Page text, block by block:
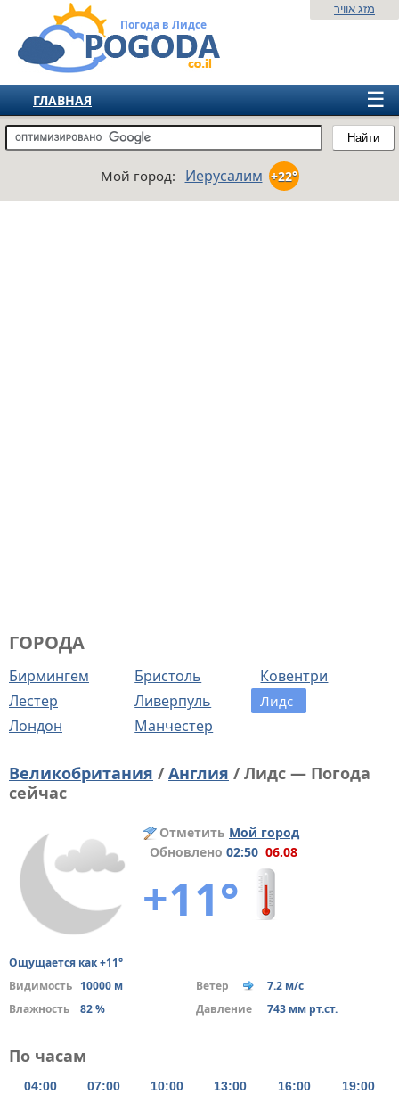
Погода в Лидсе
Найти
מזג אוויר
☰
ГЛАВНАЯ
ИЗРАИЛЬ
ЕВРОПА
Мой город: Иерусалим +22°
ГОРОДА
Бирмингем Бристоль
Ковентри
Лестер
Ливерпуль Лидс
Лондон Манчестер
Великобритания /Англия / Лидс — Погода
сейчас
Отметить Мой город
Обновлено 02:50 06.08
+11°
Ощущается как +11°
Видимость 10000 м Ветер
7.2 м/с
Влажность
82 % Давление 743 мм рт.ст.
По часам
04:00 07:00 10:00 13:00 16:00 19:00